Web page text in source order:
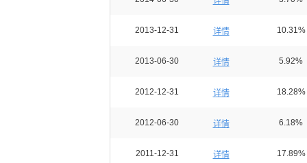
2013-12-31 详情 10.31%
2013-06-30 详情 5.92%
2012-12-31 详情 18.28%
2012-06-30 详情 6.18%
2011-12-31 详情 17.89%